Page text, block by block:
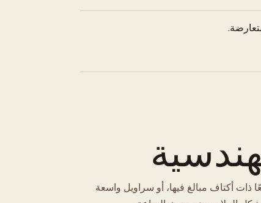
ذات أكتاف مبالغ فيها، أو سراويل واسعة